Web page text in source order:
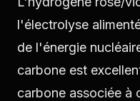
l'électrolyse
de l'énergie
carbone est
carbone associée à